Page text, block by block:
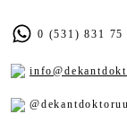
0 (531) 831 75
@dekantdoktoruu